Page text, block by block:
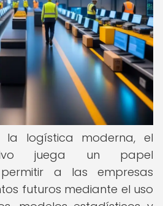
logística moderna, el
juega un papel
a las empresas
futuros mediante el uso